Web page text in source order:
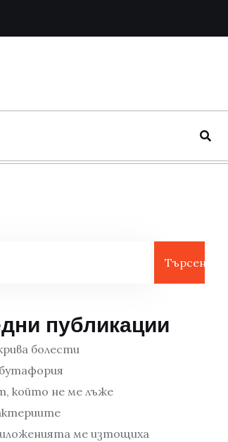
Търсене
публикации
болести
който не ме лъже
ме изтощиха